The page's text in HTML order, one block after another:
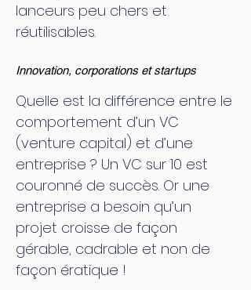
lanceurs peu chers et
réutilisables.
Innovation, corporations et startups
Quelle est la différence entre le
comportement d’un VC
(venture capital) et d’une
entreprise ? Un VC sur 10 est
couronné de succès. Or une
entreprise a besoin qu’un
projet croisse de façon
gérable, cadrable et non de
façon ératique !